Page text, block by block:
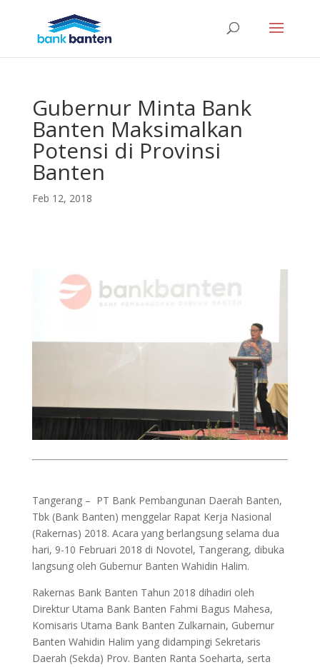
Gubernur Minta Bank
Banten Maksimalkan
Potensi di Provinsi
Banten
Feb 12, 2018
Tangerang – PT Bank Pembangunan Daerah Banten,
Tbk (Bank Banten) menggelar Rapat Kerja Nasional
(Rakernas) 2018. Acara yang berlangsung selama dua
hari, 9-10 Februari 2018 di Novotel, Tangerang, dibuka
langsung oleh Gubernur Banten Wahidin Halim.
Rakernas Bank Banten Tahun 2018 dihadiri oleh
Direktur Utama Bank Banten Fahmi Bagus Mahesa,
Komisaris Utama Bank Banten Zulkarnain, Gubernur
Banten Wahidin Halim yang didampingi Sekretaris
Daerah (Sekda) Prov. Banten Ranta Soeharta, serta